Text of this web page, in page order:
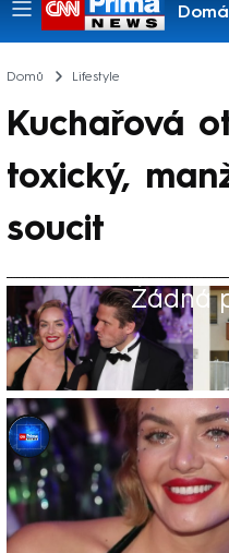
Domů Lifestyle
Kuchařová
toxický,
soucit
Žádná
CNN Prima NEWS
13. říj 2022, 17:39
I když uplynulo už
Kuchařové a